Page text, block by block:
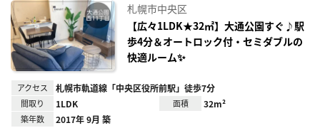
録
札幌市中央区
【広々1LDK★32㎡】大通公園すぐ♪駅
歩4分＆オートロック付・セミダブルの
快適ルーム✨
アクセス 札幌市軌道線「中央区役所前駅」徒歩7分
間取り 1LDK 面積 32m²
築年数 2017年 9月 築